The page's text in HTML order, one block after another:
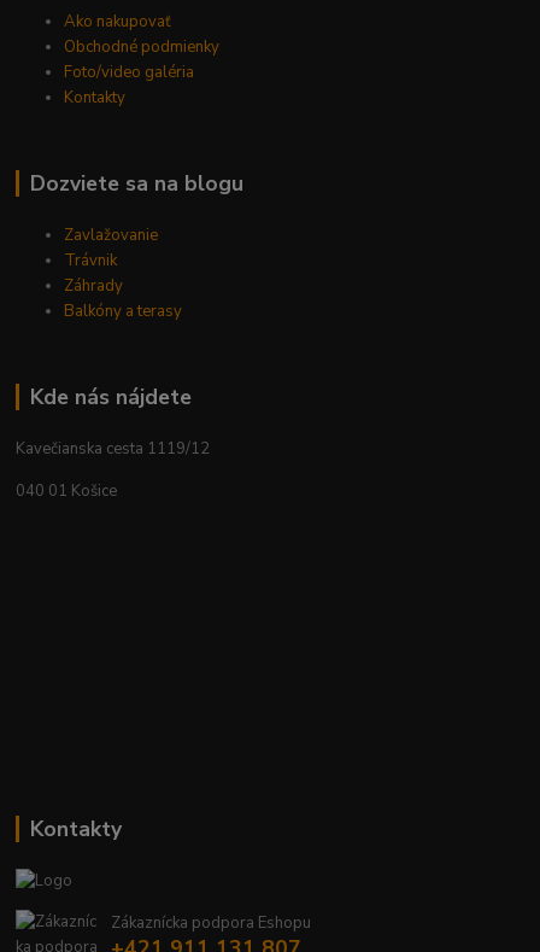
Ako nakupovať
Obchodné podmienky
Foto/video galéria
Kontakty
Dozviete sa na blogu
Zavlažovanie
Trávnik
Záhrady
Balkóny a terasy
Kde nás nájdete
Kavečianska cesta 1119/12
040 01 Košice
Kontakty
Zákaznícka podpora Eshopu